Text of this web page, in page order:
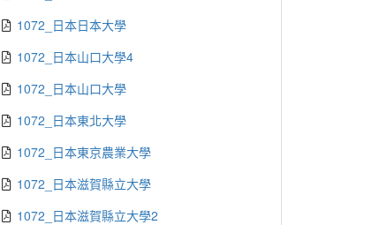
1072_日本日本大學
1072_日本山口大學4
1072_日本山口大學
1072_日本東北大學
1072_日本東京農業大學
1072_日本滋賀縣立大學
1072_日本滋賀縣立大學2